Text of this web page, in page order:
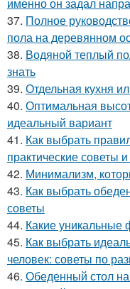
37. Полное
пола на деревянном
38. Водяной теплый
знать
39. Отдельная кухня
40. Оптимальная
идеальный вариант
41. Как выбрать
практические советы
42. Минимализм,
43. Как выбрать
советы
44. Какие уникальные
45. Как выбрать
человек: советы по
46. Обеденный стол